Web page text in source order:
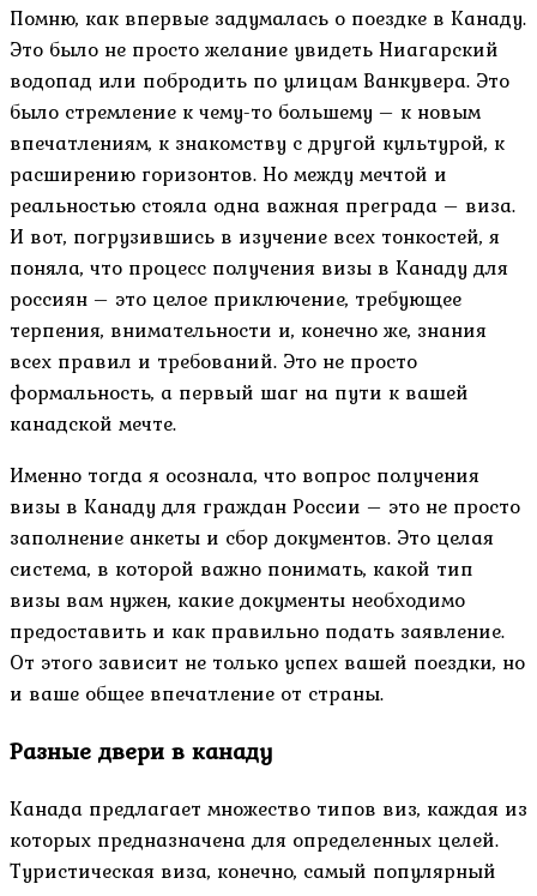
Помню, как впервые задумалась о поездке в Канаду.
Это было не просто желание увидеть Ниагарский
водопад или побродить по улицам Ванкувера. Это
было стремление к чему-то большему – к новым
впечатлениям, к знакомству с другой культурой, к
расширению горизонтов. Но между мечтой и
реальностью стояла одна важная преграда – виза.
И вот, погрузившись в изучение всех тонкостей, я
поняла, что процесс получения визы в Канаду для
россиян – это целое приключение, требующее
терпения, внимательности и, конечно же, знания
всех правил и требований. Это не просто
формальность, а первый шаг на пути к вашей
канадской мечте.
Именно тогда я осознала, что вопрос получения
визы в Канаду для граждан России – это не просто
заполнение анкеты и сбор документов. Это целая
система, в которой важно понимать, какой тип
визы вам нужен, какие документы необходимо
предоставить и как правильно подать заявление.
От этого зависит не только успех вашей поездки, но
и ваше общее впечатление от страны.
Разные двери в канаду
Канада предлагает множество типов виз, каждая из
которых предназначена для определенных целей.
Туристическая виза, конечно, самый популярный